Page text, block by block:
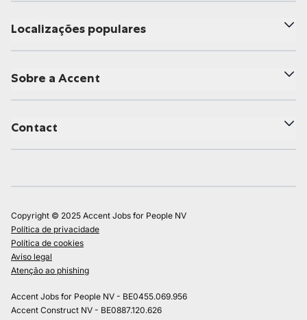
Localizações populares
Sobre a Accent
Contact
Copyright © 2025 Accent Jobs for People NV
Política de privacidade
Política de cookies
Aviso legal
Atenção ao phishing
Accent Jobs for People NV - BE0455.069.956
Accent Construct NV - BE0887.120.626